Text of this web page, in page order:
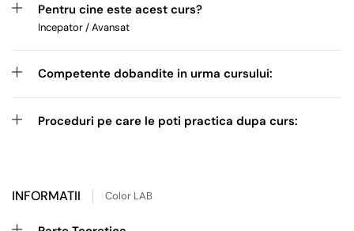
Pentru cine este acest curs?
Incepator / Avansat
Competente dobandite in urma cursului:
Proceduri pe care le poti practica dupa curs:
INFORMATII Color LAB